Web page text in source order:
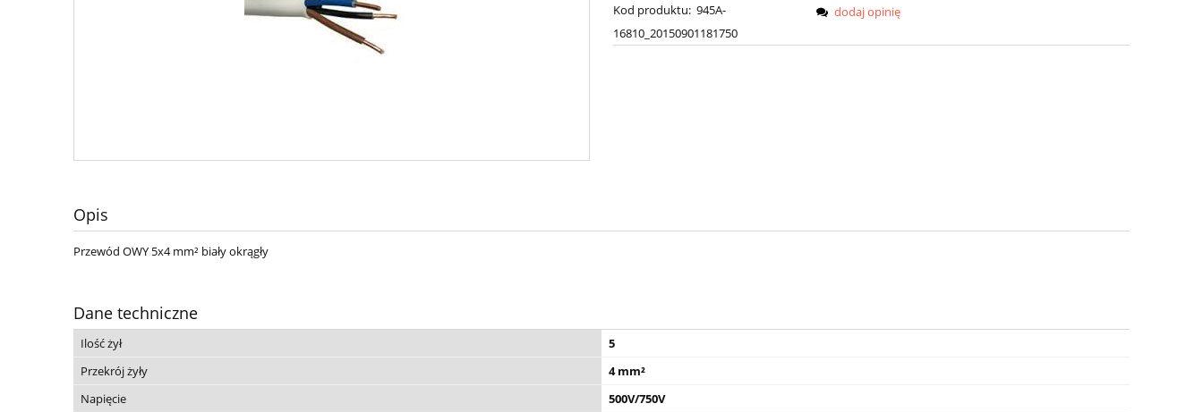
Kod produktu: 945A-
16810_20150901181750
dodaj opinię
Opis
Przewód OWY 5x4 mm² biały okrągły
Dane techniczne
Ilość żył
5
Przekrój żyły
4 mm²
Napięcie
500V/750V